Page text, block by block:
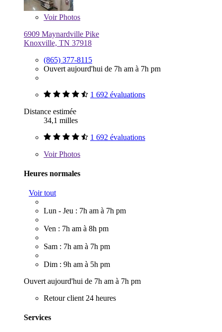
VoirPhotos
6909 Maynardville Pike
Knoxville, TN 37918
(865) 377-8115
Ouvert aujourd'hui de 7h am à 7h pm
1 692 évaluations
Distance estimée
34,1 milles
1 692 évaluations
VoirPhotos
Heures normales
Voir tout
Lun - Jeu : 7h am à 7h pm
Ven : 7h am à 8h pm
Sam : 7h am à 7h pm
Dim : 9h am à 5h pm
Ouvert aujourd'hui de 7h am à 7h pm
Retour client 24 heures
Services